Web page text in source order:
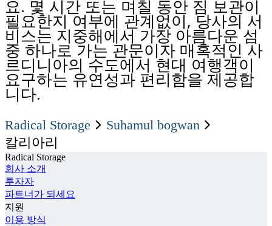
요. 몇 시간 또는 며칠 동안 짐 보관이
필요한지 여부에 관계없이, 당사의 서
비스는 지중해에서 가장 아름다운 섬
중 하나로 가는 관문이자 매혹적인 사
르디니아의 수도에서 현대 여행객이
요구하는 유연성과 편리함을 제공합
니다.
Radical Storage
suhamul bogwan
칼리아리
Radical Storage
회사 소개
투자자
파트너가 되세요
지원
이용 방식